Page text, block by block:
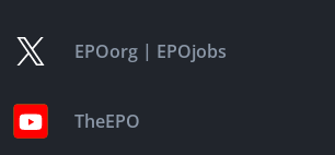
EPOorg | EPOjobs
TheEPO